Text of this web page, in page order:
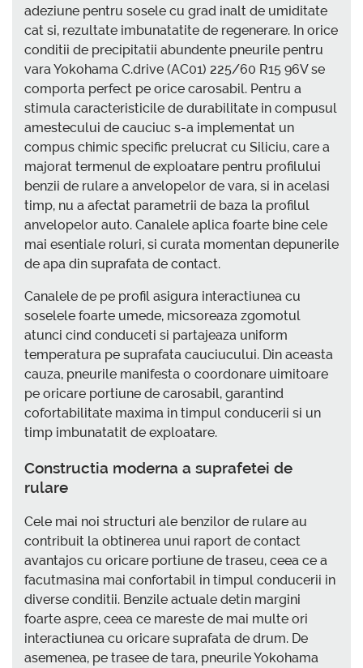
adeziune pentru sosele cu grad inalt de umiditate
cat si, rezultate imbunatatite de regenerare. In orice
conditii de precipitatii abundente pneurile pentru
vara Yokohama C.drive (AC01) 225/60 R15 96V se
comporta perfect pe orice carosabil. Pentru a
stimula caracteristicile de durabilitate in compusul
amestecului de cauciuc s-a implementat un
compus chimic specific prelucrat cu Siliciu, care a
majorat termenul de exploatare pentru profilului
benzii de rulare a anvelopelor de vara, si in acelasi
timp, nu a afectat parametrii de baza la profilul
anvelopelor auto. Canalele aplica foarte bine cele
mai esentiale roluri, si curata momentan depunerile
de apa din suprafata de contact.
Canalele de pe profil asigura interactiunea cu
soselele foarte umede, micsoreaza zgomotul
atunci cind conduceti si partajeaza uniform
temperatura pe suprafata cauciucului. Din aceasta
cauza, pneurile manifesta o coordonare uimitoare
pe oricare portiune de carosabil, garantind
cofortabilitate maxima in timpul conducerii si un
timp imbunatatit de exploatare.
Constructia moderna a suprafetei de
rulare
Cele mai noi structuri ale benzilor de rulare au
contribuit la obtinerea unui raport de contact
avantajos cu oricare portiune de traseu, ceea ce a
facutmasina mai confortabil in timpul conducerii in
diverse conditii. Benzile actuale detin margini
foarte aspre, ceea ce mareste de mai multe ori
interactiunea cu oricare suprafata de drum. De
asemenea, pe trasee de tara, pneurile Yokohama